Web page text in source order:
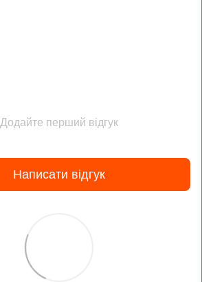
Додайте перший відгук
Написати відгук